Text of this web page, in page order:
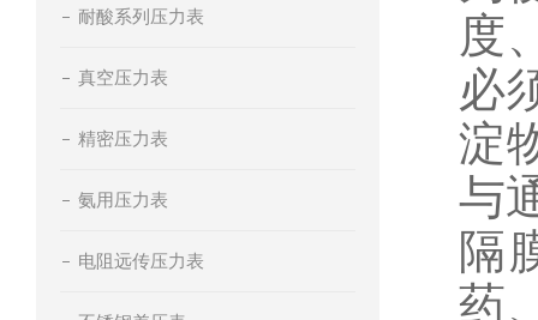
耐酸系列压力表
真空压力表
精密压力表
氨用压力表
电阻远传压力表
度
必
淀
与
隔
药